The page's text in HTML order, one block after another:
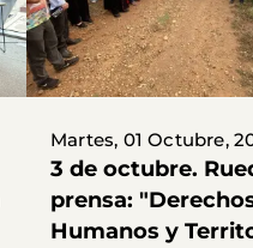
Martes, 01 Octubre,
3 de octubre.
prensa:
Humanos y